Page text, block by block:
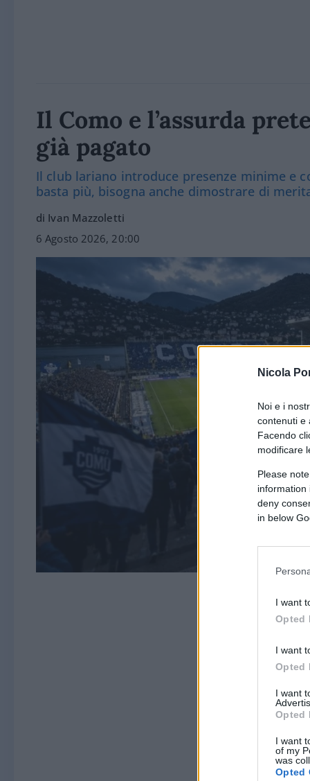
Nicola
Noi e i
contenuti e
Facendo
modificare
Please
information
deny
in below
I want
Opted
I want
Opted
I want
Opted
I want
of my
was
Opted
Il Como e l’assurda
già pagato
Il club lariano introduce presenze minime e
basta più, bisogna anche dimostrare di
di Ivan Mazzoletti
6 Agosto 2026, 20:00